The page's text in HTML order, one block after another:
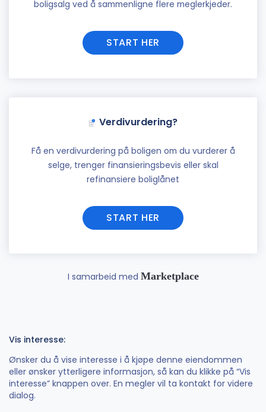
boligsalg ved å sammenligne flere meglerkjeder.
START HER
Verdivurdering?
Få en verdivurdering på boligen om du vurderer å
selge, trenger finansieringsbevis eller skal
refinansiere boliglånet
START HER
I samarbeid med Marketplace
Vis interesse:
Ønsker du å vise interesse i å kjøpe denne eiendommen
eller ønsker ytterligere informasjon, så kan du klikke på “Vis
interesse” knappen over. En megler vil ta kontakt for videre
dialog.